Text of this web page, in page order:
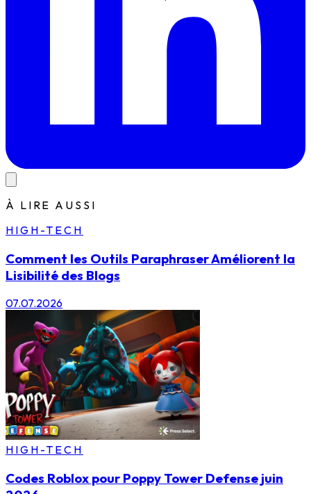
À LIRE AUSSI
HIGH-TECH
Comment les Outils Paraphraser Améliorent la
Lisibilité des Blogs
07.07.2026
HIGH-TECH
Codes Roblox pour Poppy Tower Defense juin